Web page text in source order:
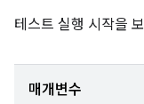
테스트 실행 시작을
매개변수